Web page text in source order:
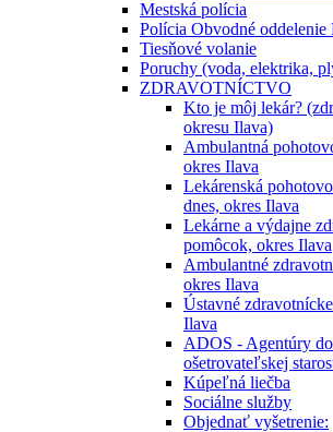
Mestská polícia
Polícia Obvodné oddelenie
Tiesňové volanie
Poruchy (voda, elektrika,
ZDRAVOTNÍCTVO
Kto je môj lekár?
okresu Ilava)
Ambulantná
okres Ilava
Lekárenská
dnes, okres Ilava
Lekárne a výdajne
pomôcok, okres Ilava
Ambulantné
okres Ilava
Ústavné
Ilava
ADOS - Agentúry
ošetrovateľskej
Kúpeľná liečba
Sociálne služby
Objednať vyšetrenie: